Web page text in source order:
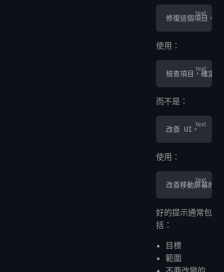
修復這個項目。
使用：
檢查項目，確定
而不是：
改善 UI。
使用：
改善移動屏幕的
好的提示通常包
括：
目標
範圍